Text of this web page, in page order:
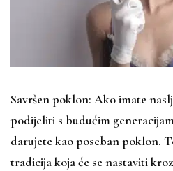
Savršen poklon: Ako imate
podijeliti s budućim
darujete kao poseban poklon.
tradicija koja će se nastaviti